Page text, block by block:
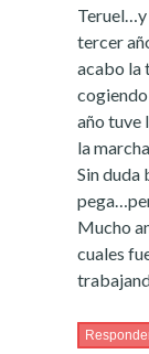
Teruel…y
tercer
acabo la
año tuve
la
Sin duda
Mucho
cuales